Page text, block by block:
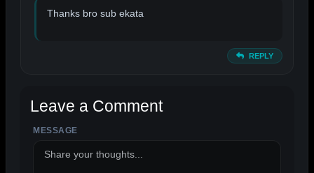
Thanks bro sub ekata
REPLY
Leave a Comment
MESSAGE